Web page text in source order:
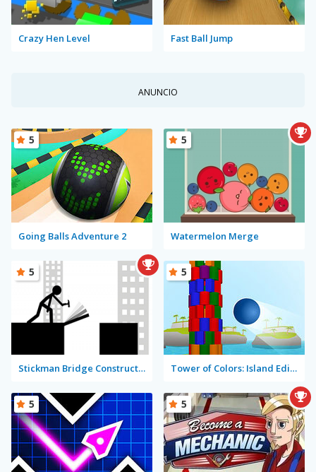
Crazy Hen Level Fast Ball Jump
ANUNCIO
Going Balls Adventure 2
5
Watermelon Merge
5
Stickman Bridge Constructor
5
Tower of Colors: Island Edition
5
5 5